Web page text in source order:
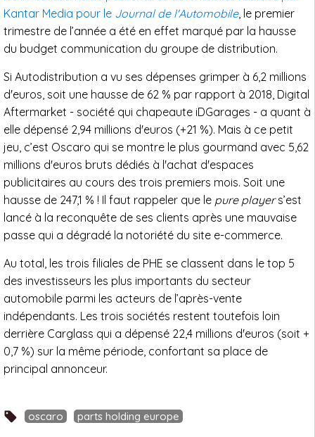
Kantar Media pour le Journal de l'Automobile, le premier
trimestre de l’année a été en effet marqué par la hausse
du budget communication du groupe de distribution.
Si Autodistribution a vu ses dépenses grimper à 6,2 millions
d'euros, soit une hausse de 62 % par rapport à 2018, Digital
Aftermarket - société qui chapeaute iDGarages - a quant à
elle dépensé 2,94 millions d'euros (+21 %). Mais à ce petit
jeu, c’est Oscaro qui se montre le plus gourmand avec 5,62
millions d'euros bruts dédiés à l'achat d'espaces
publicitaires au cours des trois premiers mois. Soit une
hausse de 247,1 % ! Il faut rappeler que le pure players’est
lancé à la reconquête de ses clients après une mauvaise
passe qui a dégradé la notoriété du site e-commerce.
Au total, les trois filiales de PHE se classent dans le top 5
des investisseurs les plus importants du secteur
automobile parmi les acteurs de l’après-vente
indépendants. Les trois sociétés restent toutefois loin
derrière Carglass qui a dépensé 22,4 millions d'euros (soit +
0,7 %) sur la même période, confortant sa place de
principal annonceur.
oscaro parts holding europe